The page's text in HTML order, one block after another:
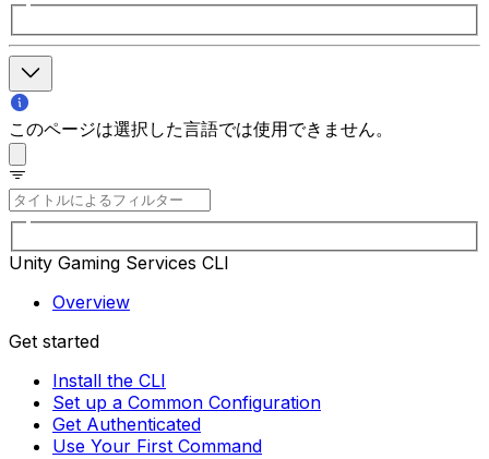
このページは選択した言語では使用できません。
Unity Gaming Services CLI
Overview
Get started
Install the CLI
Set up a Common Configuration
Get Authenticated
Use Your First Command